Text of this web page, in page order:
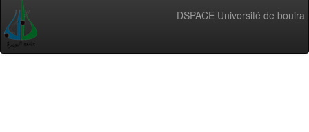
DSPACE Université de bouira